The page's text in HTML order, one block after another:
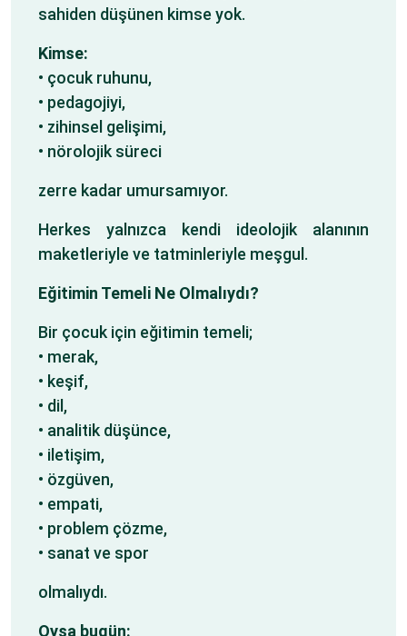
sahiden düşünen kimse yok.
Kimse:
• çocuk ruhunu,
• pedagojiyi,
• zihinsel gelişimi,
• nörolojik süreci
zerre kadar umursamıyor.
Herkes yalnızca kendi ideolojik alanının
maketleriyle ve tatminleriyle meşgul.
Eğitimin Temeli Ne Olmalıydı?
Bir çocuk için eğitimin temeli;
• merak,
• keşif,
• dil,
• analitik düşünce,
• iletişim,
• özgüven,
• empati,
• problem çözme,
• sanat ve spor
olmalıydı.
Oysa bugün: